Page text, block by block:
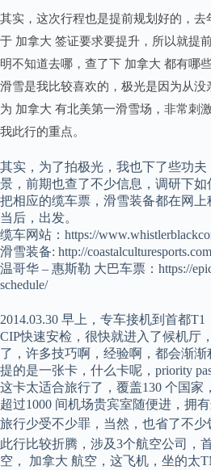
其实，这次行程也是提前规划好的，去
于 加拿大 签证要求要提升，所以就提
明不知道去哪，查了下 加拿大 都有哪
滑雪是我比较喜欢的，极光是因为从没
为 加拿大 有北美第一滑雪场，非常刺
我此行的重点。
其实，为了拍极光，我也下了些功夫
景，前期也查了不少信息，调研下如
把相应的缆车票，滑雪装备都在网
当后，出发。
缆车网站：https://
滑雪装备: http://
温哥华 – 惠斯勒 大巴车票：https://
schedule/
2014.03.30 早上，专车接机到首都
CIP快速安检，很快就进入了候机厅
了，许多技巧啊，经验啊，都会渐
提的是一张卡，什么卡呢，priority
这卡太适合旅行了，覆盖130 个国家
超过1000 间机场贵宾室随便进，拥
旅行少受不少罪，当然，也省了不少
此行比较折腾，涉及3个航空公司，
空， 加拿大 航空，这飞机，坐的太